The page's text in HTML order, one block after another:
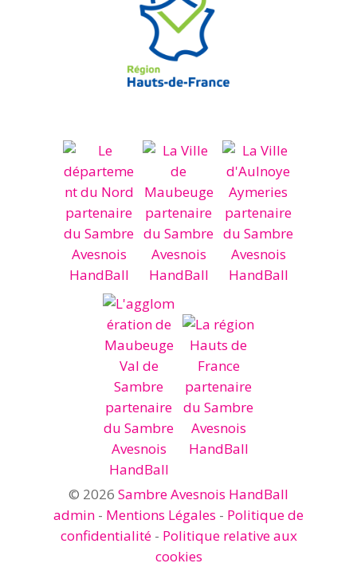
© 2026 Sambre Avesnois HandBall
admin - Mentions Légales - Politique de
confidentialité- Politique relative aux
cookies